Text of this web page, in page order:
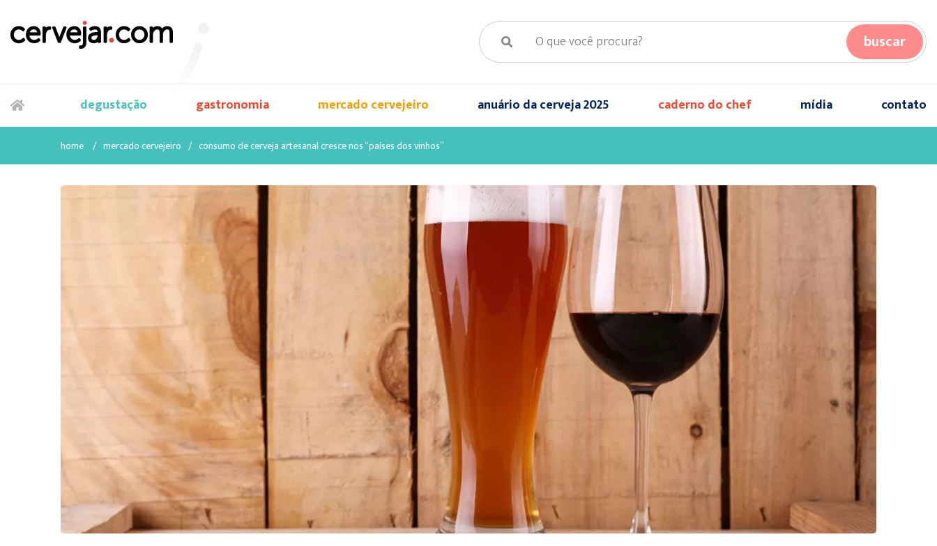
buscar
degustação gastronomia mercado cervejeiro anuário da cerveja 2025 caderno do chef mídia contato
home / mercado cervejeiro / consumo de cerveja artesanal cresce nos “países dos vinhos”